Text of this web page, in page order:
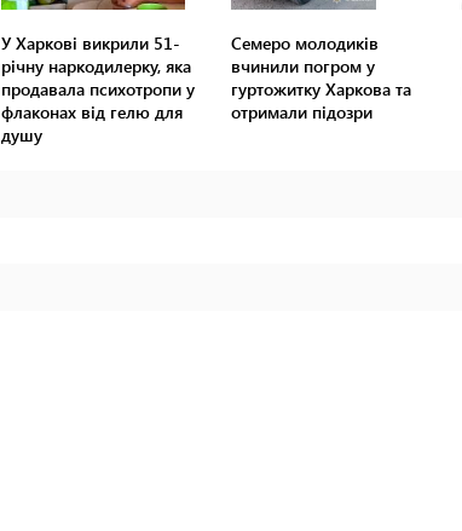
У Харкові викрили 51-
річну наркодилерку, яка
продавала психотропи у
флаконах від гелю для
душу
Семеро молодиків
вчинили погром у
гуртожитку Харкова та
отримали підозри